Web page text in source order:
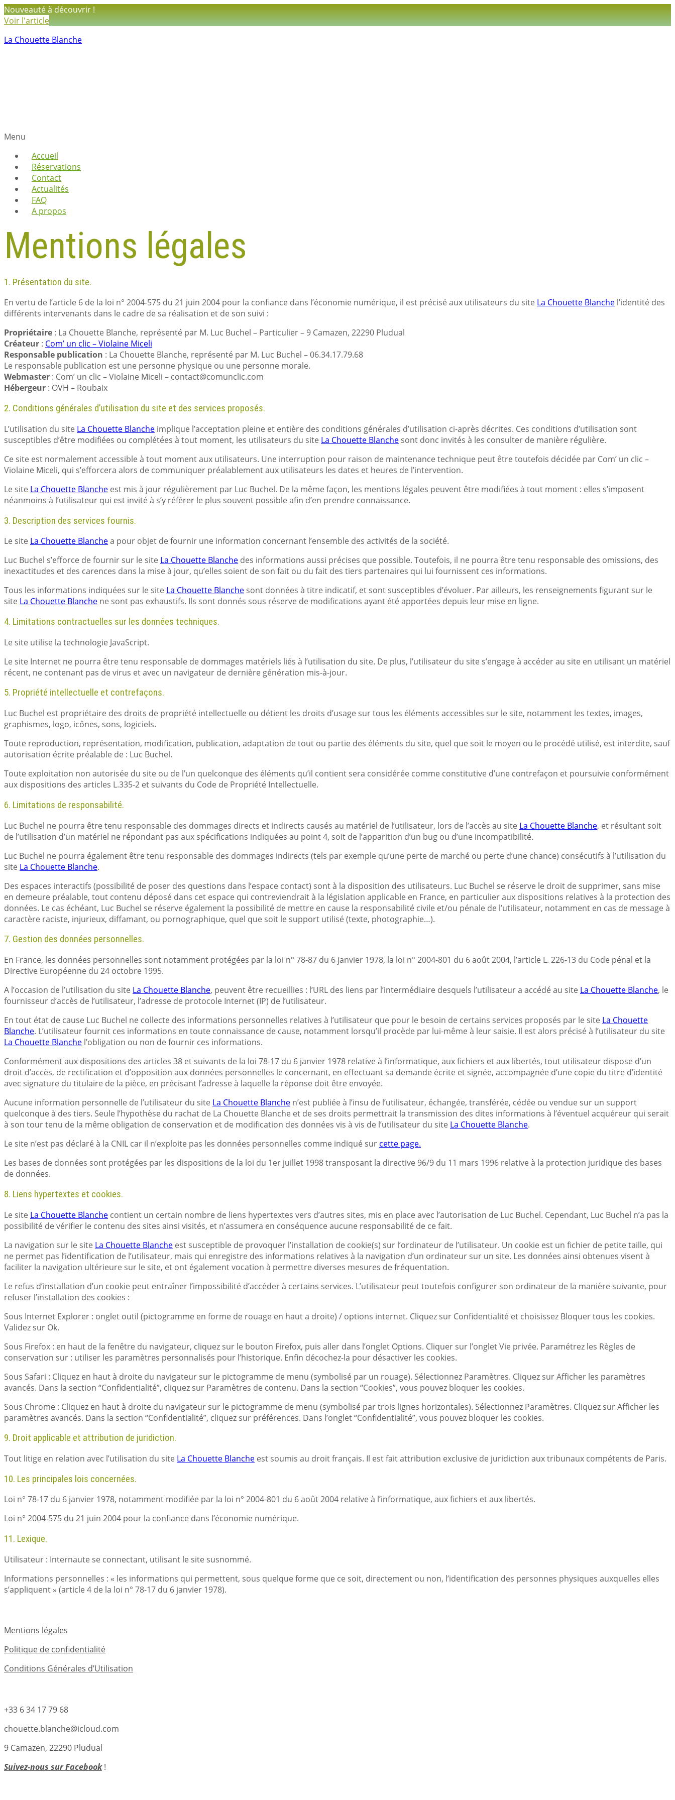
Nouveauté à découvrir !
Voir l'article
La Chouette Blanche
Menu
Accueil
Réservations
Contact
Actualités
FAQ
A propos
Mentions légales
1. Présentation du site.
En vertu de l’article 6 de la loi n° 2004-575 du 21 juin 2004 pour la confiance dans l’économie numérique, il est précisé aux utilisateurs du site La Chouette Blanche l’identité des
différents intervenants dans le cadre de sa réalisation et de son suivi :
Propriétaire : La Chouette Blanche, représenté par M. Luc Buchel – Particulier – 9 Camazen, 22290 Pludual
Créateur : Com’ un clic – Violaine Miceli
Responsable publication : La Chouette Blanche, représenté par M. Luc Buchel – 06.34.17.79.68
Le responsable publication est une personne physique ou une personne morale.
Webmaster : Com’ un clic – Violaine Miceli – contact@comunclic.com
Hébergeur : OVH – Roubaix
2. Conditions générales d’utilisation du site et des services proposés.
L’utilisation du site La Chouette Blanche implique l’acceptation pleine et entière des conditions générales d’utilisation ci-après décrites. Ces conditions d’utilisation sont
susceptibles d’être modifiées ou complétées à tout moment, les utilisateurs du site La Chouette Blanche sont donc invités à les consulter de manière régulière.
Ce site est normalement accessible à tout moment aux utilisateurs. Une interruption pour raison de maintenance technique peut être toutefois décidée par Com’ un clic –
Violaine Miceli, qui s’efforcera alors de communiquer préalablement aux utilisateurs les dates et heures de l’intervention.
Le site La Chouette Blanche est mis à jour régulièrement par Luc Buchel. De la même façon, les mentions légales peuvent être modifiées à tout moment : elles s’imposent
néanmoins à l’utilisateur qui est invité à s’y référer le plus souvent possible afin d’en prendre connaissance.
3. Description des services fournis.
Le site La Chouette Blanchea pour objet de fournir une information concernant l’ensemble des activités de la société.
Luc Buchel s’efforce de fournir sur le site La Chouette Blanche des informations aussi précises que possible. Toutefois, il ne pourra être tenu responsable des omissions, des
inexactitudes et des carences dans la mise à jour, qu’elles soient de son fait ou du fait des tiers partenaires qui lui fournissent ces informations.
Tous les informations indiquées sur le site La Chouette Blanche sont données à titre indicatif, et sont susceptibles d’évoluer. Par ailleurs, les renseignements figurant sur le
site La Chouette Blanche ne sont pas exhaustifs. Ils sont donnés sous réserve de modifications ayant été apportées depuis leur mise en ligne.
4. Limitations contractuelles sur les données techniques.
Le site utilise la technologie JavaScript.
Le site Internet ne pourra être tenu responsable de dommages matériels liés à l’utilisation du site. De plus, l’utilisateur du site s’engage à accéder au site en utilisant un matériel
récent, ne contenant pas de virus et avec un navigateur de dernière génération mis-à-jour.
5. Propriété intellectuelle et contrefaçons.
Luc Buchel est propriétaire des droits de propriété intellectuelle ou détient les droits d’usage sur tous les éléments accessibles sur le site, notamment les textes, images,
graphismes, logo, icônes, sons, logiciels.
Toute reproduction, représentation, modification, publication, adaptation de tout ou partie des éléments du site, quel que soit le moyen ou le procédé utilisé, est interdite, sauf
autorisation écrite préalable de : Luc Buchel.
Toute exploitation non autorisée du site ou de l’un quelconque des éléments qu’il contient sera considérée comme constitutive d’une contrefaçon et poursuivie conformément
aux dispositions des articles L.335-2 et suivants du Code de Propriété Intellectuelle.
6. Limitations de responsabilité.
Luc Buchel ne pourra être tenu responsable des dommages directs et indirects causés au matériel de l’utilisateur, lors de l’accès au site La Chouette Blanche, et résultant soit
de l’utilisation d’un matériel ne répondant pas aux spécifications indiquées au point 4, soit de l’apparition d’un bug ou d’une incompatibilité.
Luc Buchel ne pourra également être tenu responsable des dommages indirects (tels par exemple qu’une perte de marché ou perte d’une chance) consécutifs à l’utilisation du
site La Chouette Blanche.
Des espaces interactifs (possibilité de poser des questions dans l’espace contact) sont à la disposition des utilisateurs. Luc Buchel se réserve le droit de supprimer, sans mise
en demeure préalable, tout contenu déposé dans cet espace qui contreviendrait à la législation applicable en France, en particulier aux dispositions relatives à la protection des
données. Le cas échéant, Luc Buchel se réserve également la possibilité de mettre en cause la responsabilité civile et/ou pénale de l’utilisateur, notamment en cas de message à
caractère raciste, injurieux, diffamant, ou pornographique, quel que soit le support utilisé (texte, photographie…).
7. Gestion des données personnelles.
En France, les données personnelles sont notamment protégées par la loi n° 78-87 du 6 janvier 1978, la loi n° 2004-801 du 6 août 2004, l’article L. 226-13 du Code pénal et la
Directive Européenne du 24 octobre 1995.
A l’occasion de l’utilisation du site La Chouette Blanche, peuvent être recueillies : l’URL des liens par l’intermédiaire desquels l’utilisateur a accédé au site La Chouette Blanche, le
fournisseur d’accès de l’utilisateur, l’adresse de protocole Internet (IP) de l’utilisateur.
En tout état de cause Luc Buchel ne collecte des informations personnelles relatives à l’utilisateur que pour le besoin de certains services proposés par le site La Chouette
Blanche. L’utilisateur fournit ces informations en toute connaissance de cause, notamment lorsqu’il procède par lui-même à leur saisie. Il est alors précisé à l’utilisateur du site
La Chouette Blanche l’obligation ou non de fournir ces informations.
Conformément aux dispositions des articles 38 et suivants de la loi 78-17 du 6 janvier 1978 relative à l’informatique, aux fichiers et aux libertés, tout utilisateur dispose d’un
droit d’accès, de rectification et d’opposition aux données personnelles le concernant, en effectuant sa demande écrite et signée, accompagnée d’une copie du titre d’identité
avec signature du titulaire de la pièce, en précisant l’adresse à laquelle la réponse doit être envoyée.
Aucune information personnelle de l’utilisateur du site La Chouette Blanche n’est publiée à l’insu de l’utilisateur, échangée, transférée, cédée ou vendue sur un support
quelconque à des tiers. Seule l’hypothèse du rachat de La Chouette Blanche et de ses droits permettrait la transmission des dites informations à l’éventuel acquéreur qui serait
à son tour tenu de la même obligation de conservation et de modification des données vis à vis de l’utilisateur du site La Chouette Blanche.
Le site n’est pas déclaré à la CNIL car il n’exploite pas les données personnelles comme indiqué sur cette page.
Les bases de données sont protégées par les dispositions de la loi du 1er juillet 1998 transposant la directive 96/9 du 11 mars 1996 relative à la protection juridique des bases
de données.
8. Liens hypertextes et cookies.
Le site La Chouette Blanche contient un certain nombre de liens hypertextes vers d’autres sites, mis en place avec l’autorisation de Luc Buchel. Cependant, Luc Buchel n’a pas la
possibilité de vérifier le contenu des sites ainsi visités, et n’assumera en conséquence aucune responsabilité de ce fait.
La navigation sur le site La Chouette Blanche est susceptible de provoquer l’installation de cookie(s) sur l’ordinateur de l’utilisateur. Un cookie est un fichier de petite taille, qui
ne permet pas l’identification de l’utilisateur, mais qui enregistre des informations relatives à la navigation d’un ordinateur sur un site. Les données ainsi obtenues visent à
faciliter la navigation ultérieure sur le site, et ont également vocation à permettre diverses mesures de fréquentation.
Le refus d’installation d’un cookie peut entraîner l’impossibilité d’accéder à certains services. L’utilisateur peut toutefois configurer son ordinateur de la manière suivante, pour
refuser l’installation des cookies :
Sous Internet Explorer : onglet outil (pictogramme en forme de rouage en haut a droite) / options internet. Cliquez sur Confidentialité et choisissez Bloquer tous les cookies.
Validez sur Ok.
Sous Firefox : en haut de la fenêtre du navigateur, cliquez sur le bouton Firefox, puis aller dans l’onglet Options. Cliquer sur l’onglet Vie privée. Paramétrez les Règles de
conservation sur : utiliser les paramètres personnalisés pour l’historique. Enfin décochez-la pour désactiver les cookies.
Sous Safari : Cliquez en haut à droite du navigateur sur le pictogramme de menu (symbolisé par un rouage). Sélectionnez Paramètres. Cliquez sur Afficher les paramètres
avancés. Dans la section “Confidentialité”, cliquez sur Paramètres de contenu. Dans la section “Cookies”, vous pouvez bloquer les cookies.
Sous Chrome : Cliquez en haut à droite du navigateur sur le pictogramme de menu (symbolisé par trois lignes horizontales). Sélectionnez Paramètres. Cliquez sur Afficher les
paramètres avancés. Dans la section “Confidentialité”, cliquez sur préférences. Dans l’onglet “Confidentialité”, vous pouvez bloquer les cookies.
9. Droit applicable et attribution de juridiction.
Tout litige en relation avec l’utilisation du site La Chouette Blanche est soumis au droit français. Il est fait attribution exclusive de juridiction aux tribunaux compétents de Paris.
10. Les principales lois concernées.
Loi n° 78-17 du 6 janvier 1978, notamment modifiée par la loi n° 2004-801 du 6 août 2004 relative à l’informatique, aux fichiers et aux libertés.
Loi n° 2004-575 du 21 juin 2004 pour la confiance dans l’économie numérique.
11. Lexique.
Utilisateur : Internaute se connectant, utilisant le site susnommé.
Informations personnelles : « les informations qui permettent, sous quelque forme que ce soit, directement ou non, l’identification des personnes physiques auxquelles elles
s’appliquent » (article 4 de la loi n° 78-17 du 6 janvier 1978).
Mentions légales
Politique de confidentialité
Conditions Générales d’Utilisation
+33 6 34 17 79 68
chouette.blanche@icloud.com
9 Camazen, 22290 Pludual
Suivez-nous sur Facebook!